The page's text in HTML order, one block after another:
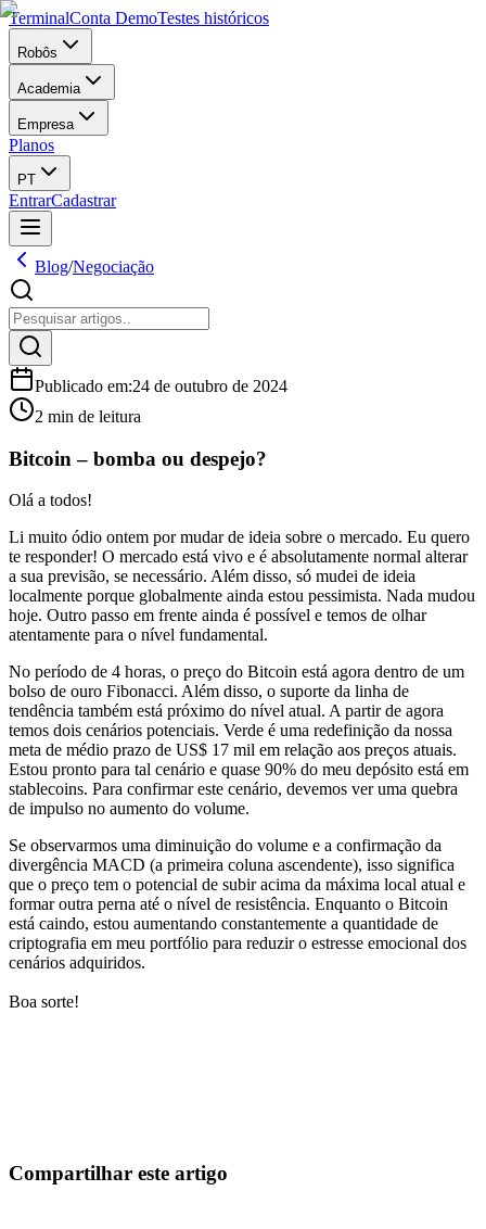
TerminalConta DemoTestes históricos
Robôs
Academia
Empresa
Planos
PT
EntrarCadastrar
Blog/Negociação
Publicado em:24 de outubro de 2024
2 min de leitura
Bitcoin – bomba ou despejo?
Olá a todos!
Li muito ódio ontem por mudar de ideia sobre o mercado. Eu quero
te responder! O mercado está vivo e é absolutamente normal alterar
a sua previsão, se necessário. Além disso, só mudei de ideia
localmente porque globalmente ainda estou pessimista. Nada mudou
hoje. Outro passo em frente ainda é possível e temos de olhar
atentamente para o nível fundamental.
No período de 4 horas, o preço do Bitcoin está agora dentro de um
bolso de ouro Fibonacci. Além disso, o suporte da linha de
tendência também está próximo do nível atual. A partir de agora
temos dois cenários potenciais. Verde é uma redefinição da nossa
meta de médio prazo de US$ 17 mil em relação aos preços atuais.
Estou pronto para tal cenário e quase 90% do meu depósito está em
stablecoins. Para confirmar este cenário, devemos ver uma quebra
de impulso no aumento do volume.
Se observarmos uma diminuição do volume e a confirmação da
divergência MACD (a primeira coluna ascendente), isso significa
que o preço tem o potencial de subir acima da máxima local atual e
formar outra perna até o nível de resistência. Enquanto o Bitcoin
está caindo, estou aumentando constantemente a quantidade de
criptografia em meu portfólio para reduzir o estresse emocional dos
cenários adquiridos.
Boa sorte!
Compartilhar este artigo